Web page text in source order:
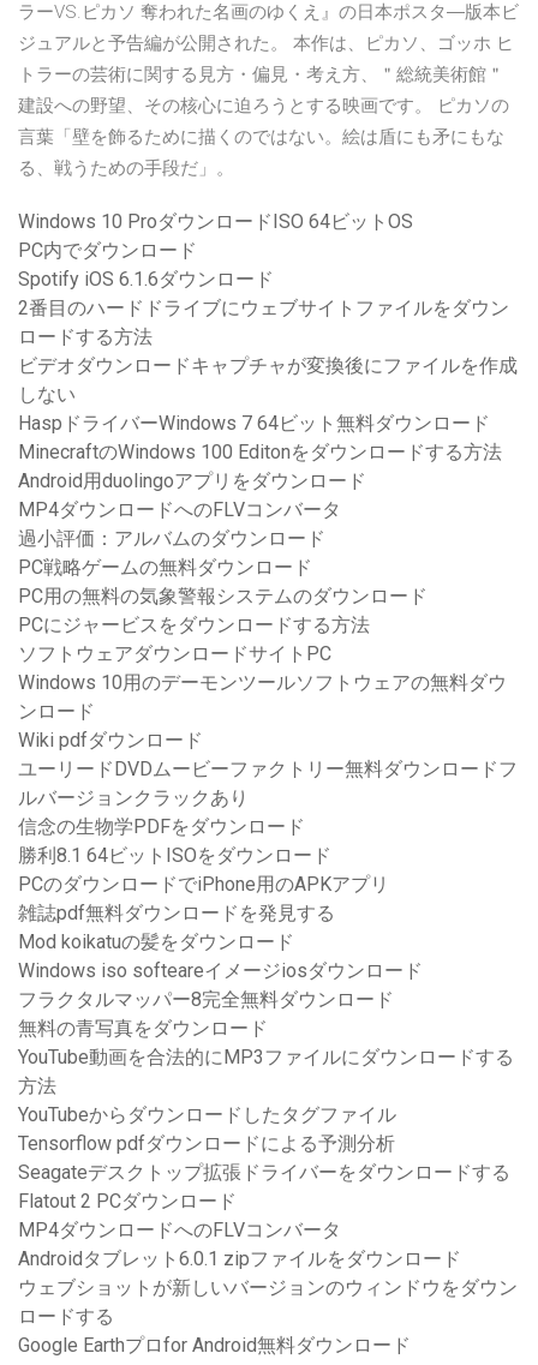
ラーVS.ピカソ 奪われた名画のゆくえ』の日本ポスタ―版本ビ
ジュアルと予告編が公開された。 本作は、ピカソ、ゴッホ ヒ
トラーの芸術に関する見方・偏見・考え方、＂総統美術館＂
建設への野望、その核心に迫ろうとする映画です。 ピカソの
言葉「壁を飾るために描くのではない。絵は盾にも矛にもな
る、戦うための手段だ」。
Windows 10 ProダウンロードISO 64ビットOS
PC内でダウンロード
Spotify iOS 6.1.6ダウンロード
2番目のハードドライブにウェブサイトファイルをダウン
ロードする方法
ビデオダウンロードキャプチャが変換後にファイルを作成
しない
HaspドライバーWindows 7 64ビット無料ダウンロード
MinecraftのWindows 100 Editonをダウンロードする方法
Android用duolingoアプリをダウンロード
MP4ダウンロードへのFLVコンバータ
過小評価：アルバムのダウンロード
PC戦略ゲームの無料ダウンロード
PC用の無料の気象警報システムのダウンロード
PCにジャービスをダウンロードする方法
ソフトウェアダウンロードサイトPC
Windows 10用のデーモンツールソフトウェアの無料ダウ
ンロード
Wiki pdfダウンロード
ユーリードDVDムービーファクトリー無料ダウンロードフ
ルバージョンクラックあり
信念の生物学PDFをダウンロード
勝利8.1 64ビットISOをダウンロード
PCのダウンロードでiPhone用のAPKアプリ
雑誌pdf無料ダウンロードを発見する
Mod koikatuの髪をダウンロード
Windows iso softeareイメージiosダウンロード
フラクタルマッパー8完全無料ダウンロード
無料の青写真をダウンロード
YouTube動画を合法的にMP3ファイルにダウンロードする
方法
YouTubeからダウンロードしたタグファイル
Tensorflow pdfダウンロードによる予測分析
Seagateデスクトップ拡張ドライバーをダウンロードする
Flatout 2 PCダウンロード
MP4ダウンロードへのFLVコンバータ
Androidタブレット6.0.1 zipファイルをダウンロード
ウェブショットが新しいバージョンのウィンドウをダウン
ロードする
Google Earthプロfor Android無料ダウンロード